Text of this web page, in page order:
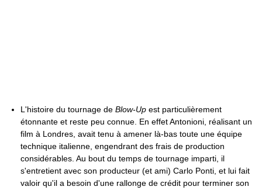
L'histoire du tournage de Blow-Up est particulièrement
étonnante et reste peu connue. En effet Antonioni, réalisant un
film à Londres, avait tenu à amener là-bas toute une équipe
technique italienne, engendrant des frais de production
considérables. Au bout du temps de tournage imparti, il
s'entretient avec son producteur (et ami) Carlo Ponti, et lui fait
valoir qu'il a besoin d'une rallonge de crédit pour terminer son